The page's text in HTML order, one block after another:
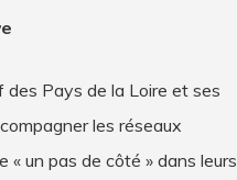
Pays de la Loire et ses
les réseaux
« un pas de côté » dans leurs